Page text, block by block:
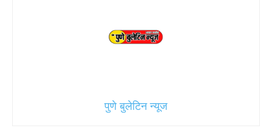
पुणे बुलेटिन न्यूज